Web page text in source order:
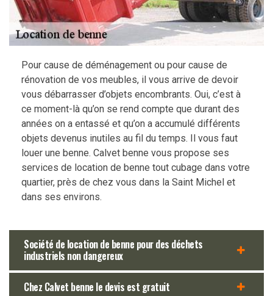
Pour cause de déménagement ou pour cause de
rénovation de vos meubles, il vous arrive de devoir
vous débarrasser d’objets encombrants. Oui, c’est à
ce moment-là qu’on se rend compte que durant des
années on a entassé et qu’on a accumulé différents
objets devenus inutiles au fil du temps. Il vous faut
louer une benne. Calvet benne vous propose ses
services de location de benne tout cubage dans votre
quartier, près de chez vous dans la Saint Michel et
dans ses environs.
Société de location de benne pour des déchets
industriels non dangereux
Chez Calvet benne le devis est gratuit